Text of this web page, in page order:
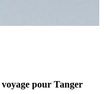
pour Tanger